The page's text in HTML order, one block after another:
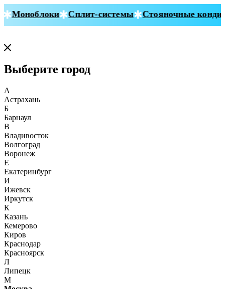
Моноблоки Сплит-системы Стояночные
Выберите город
А
Астрахань
Б
Барнаул
В
Владивосток
Волгоград
Воронеж
Е
Екатеринбург
И
Ижевск
Иркутск
К
Казань
Кемерово
Киров
Краснодар
Красноярск
Л
Липецк
М